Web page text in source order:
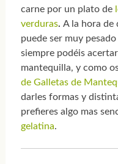
carne por un plato de
verduras. A la hora de
puede ser muy
siempre podéis
mantequilla, y como
de Galletas de
darles formas y
prefieres algo mas
gelatina.